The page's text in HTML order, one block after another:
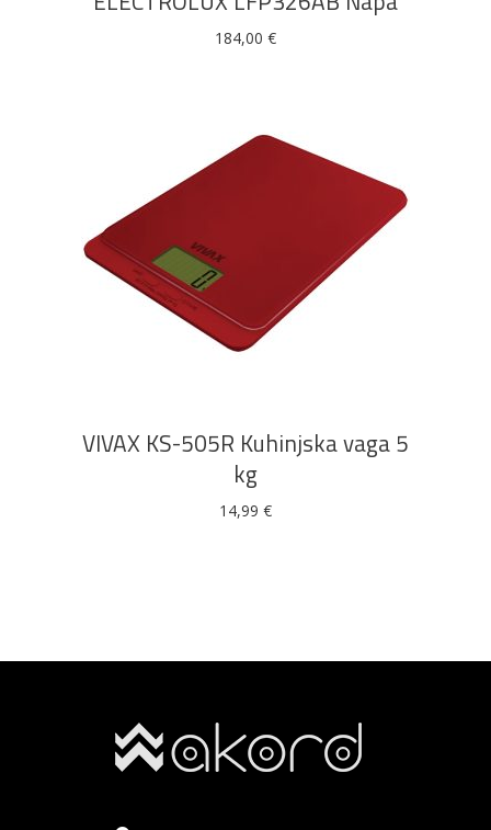
184,00 €
DODAJ U KOŠARICU
VIVAX KS-505R Kuhinjska vaga 5
kg
14,99 €